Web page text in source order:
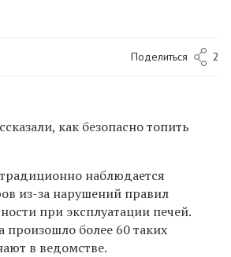
Поделиться 2
как безопасно топить
наблюдается
из-за нарушений правил
при эксплуатации печей.
произошло более 60 таких
в ведомстве.